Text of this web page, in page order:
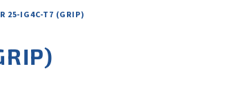
25-IG4C-T7 (GRIP)